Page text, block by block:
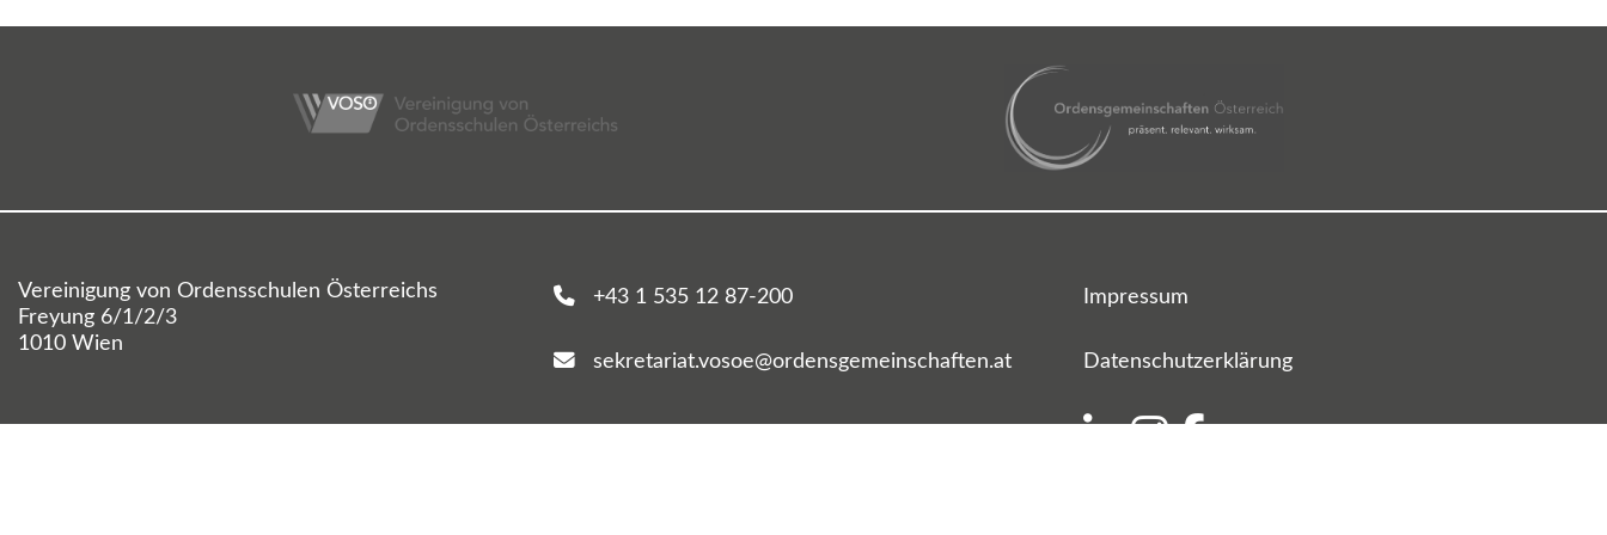
Vereinigung von Ordensschulen Österreichs
Freyung 6/1/2/3
1010 Wien
+43 1 535 12 87-200
sekretariat.vosoe@ordensgemeinschaften.at
Impressum
Datenschutzerklärung